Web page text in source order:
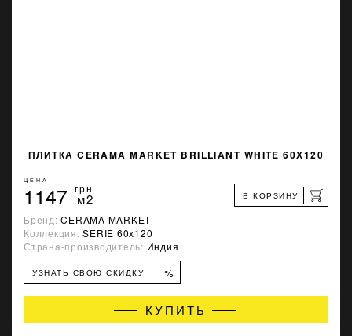
ПЛИТКА CERAMA MARKET BRILLIANT WHITE 60Х120
ЦЕНА
1147 грн
м2 В КОРЗИНУ
Бренд:CERAMA MARKET
Коллекция:SERIE 60х120
Страна-производитель: Индия
УЗНАТЬ СВОЮ СКИДКУ %
КУПИТЬ